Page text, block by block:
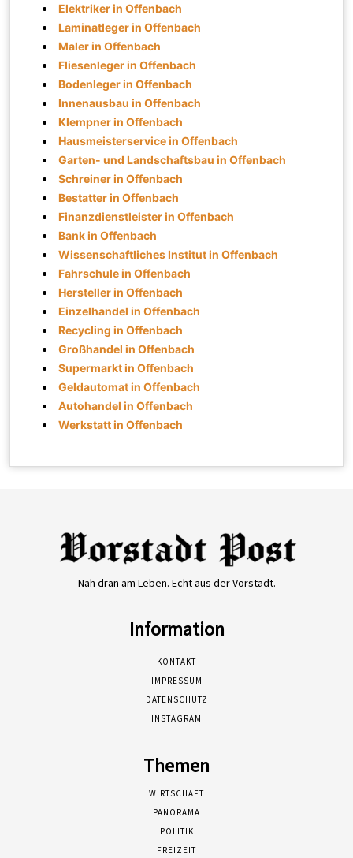
Elektriker in Offenbach
Laminatleger in Offenbach
Maler in Offenbach
Fliesenleger in Offenbach
Bodenleger in Offenbach
Innenausbau in Offenbach
Klempner in Offenbach
Hausmeisterservice in Offenbach
Garten- und Landschaftsbau in Offenbach
Schreiner in Offenbach
Bestatter in Offenbach
Finanzdienstleister in Offenbach
Bank in Offenbach
Wissenschaftliches Institut in Offenbach
Fahrschule in Offenbach
Hersteller in Offenbach
Einzelhandel in Offenbach
Recycling in Offenbach
Großhandel in Offenbach
Supermarkt in Offenbach
Geldautomat in Offenbach
Autohandel in Offenbach
Werkstatt in Offenbach
Nah dran am Leben. Echt aus der Vorstadt.
Information
KONTAKT
IMPRESSUM
DATENSCHUTZ
INSTAGRAM
Themen
WIRTSCHAFT
PANORAMA
POLITIK
FREIZEIT